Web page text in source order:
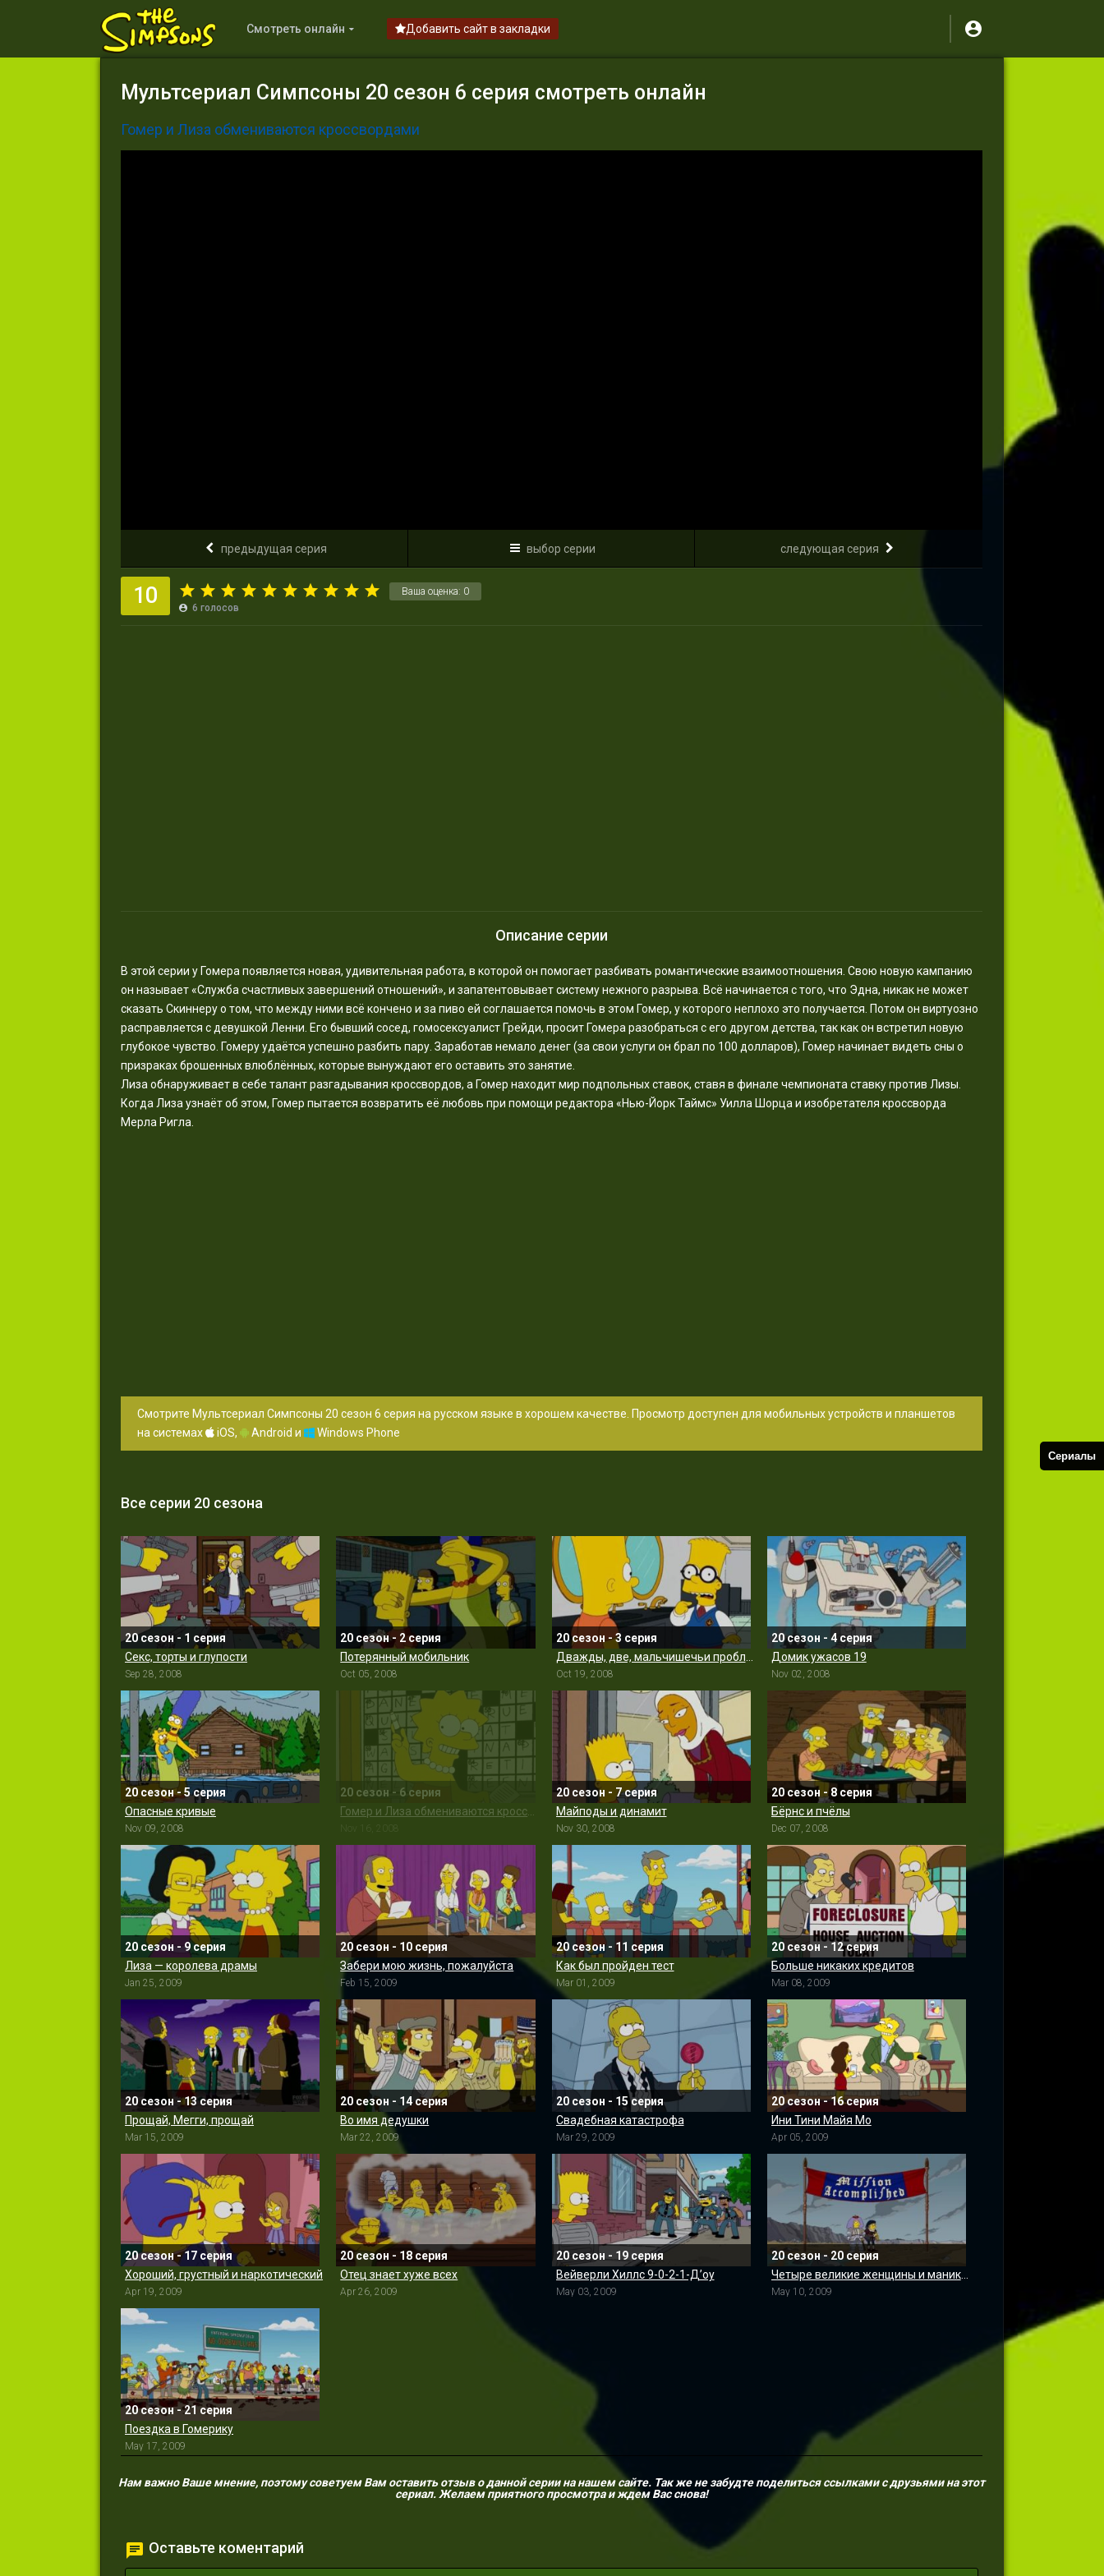
Смотреть онлайн Добавить сайт в закладки
Мультсериал Симпсоны 20 сезон 6 серия смотреть онлайн
Гомер и Лиза обмениваются кроссвордами
предыдущая серия выбор серии следующая серия
Ваша оценка: 0
10 6 голосов
Описание серии
В этой серии у Гомера появляется новая, удивительная работа, в которой он помогает разбивать романтические взаимоотношения. Свою новую кампанию
он называет «Служба счастливых завершений отношений», и запатентовывает систему нежного разрыва. Всё начинается с того, что Эдна, никак не может
сказать Скиннеру о том, что между ними всё кончено и за пиво ей соглашается помочь в этом Гомер, у которого неплохо это получается. Потом он виртуозно
расправляется с девушкой Ленни. Его бывший сосед, гомосексуалист Грейди, просит Гомера разобраться с его другом детства, так как он встретил новую
глубокое чувство. Гомеру удаётся успешно разбить пару. Заработав немало денег (за свои услуги он брал по 100 долларов), Гомер начинает видеть сны о
призраках брошенных влюблённых, которые вынуждают его оставить это занятие.
Лиза обнаруживает в себе талант разгадывания кроссвордов, а Гомер находит мир подпольных ставок, ставя в финале чемпионата ставку против Лизы.
Когда Лиза узнаёт об этом, Гомер пытается возвратить её любовь при помощи редактора «Нью-Йорк Таймс» Уилла Шорца и изобретателя кроссворда
Мерла Ригла.
Смотрите Мультсериал Симпсоны 20 сезон 6 серия на русском языке в хорошем качестве. Просмотр доступен для мобильных устройств и планшетов
на системах
iOS, Android и Windows Phone
Все серии 20 сезона
20 сезон - 1 серия
Секс, торты и глупости
Sep 28, 2008
20 сезон - 2 серия
Потерянный мобильник
Oct 05, 2008
20 сезон - 3 серия
Oct 19, 2008
20 сезон - 4 серия
Домик ужасов 19
Nov 02, 2008
20 сезон - 5 серия
Опасные кривые
Nov 09, 2008
20 сезон - 6 серия
Nov 16, 2008
20 сезон - 7 серия
Майподы и динамит
Nov 30, 2008
20 сезон - 8 серия
Бёрнс и пчёлы
Dec 07, 2008
20 сезон - 9 серия
Лиза — королева драмы
Jan 25, 2009
20 сезон - 10 серия
Забери мою жизнь, пожалуйста
Feb 15, 2009
20 сезон - 11 серия
Как был пройден тест
Mar 01, 2009
20 сезон - 12 серия
Больше никаких кредитов
Mar 08, 2009
20 сезон - 13 серия
Прощай, Мегги, прощай
Mar 15, 2009
20 сезон - 14 серия
Во имя дедушки
Mar 22, 2009
20 сезон - 15 серия
Свадебная катастрофа
Mar 29, 2009
20 сезон - 16 серия
Ини Тини Майя Мо
Apr 05, 2009
20 сезон - 17 серия
Хороший, грустный и наркотический
Apr 19, 2009
20 сезон - 18 серия
Отец знает хуже всех
Apr 26, 2009
20 сезон - 19 серия
Вейверли Хиллс 9-0-2-1-Д’оу
May 03, 2009
20 сезон - 20 серия
Четыре великие женщины и маникюр
May 10, 2009
20 сезон - 21 серия
Поездка в Гомерику
May 17, 2009
Нам важно Ваше мнение, поэтому советуем Вам оставить отзыв о данной серии на нашем сайте. Так же не забудте поделиться ссылками с друзьями на этот
сериал. Желаем приятного просмотра и ждем Вас снова!
Оставьте коментарий
Сериалы